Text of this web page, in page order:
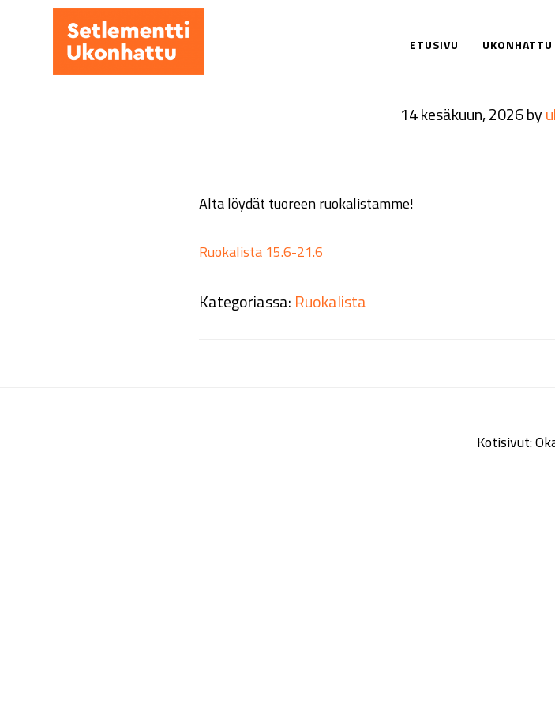
pääsisältöön
ETUSIVU UKONHATTU
14 kesäkuun, 2026by
Alta löydät tuoreen ruokalistamme!
Ruokalista 15.6-21.6
Kategoriassa: Ruokalista
Kotisivut: